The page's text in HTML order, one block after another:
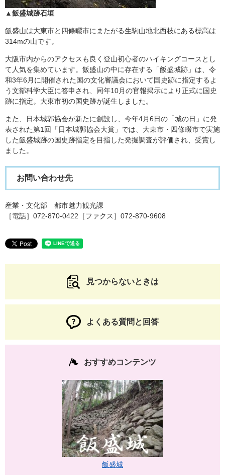
​▲飯盛城跡石垣
飯盛山は大東市と四條畷市にまたがる生駒山地北西枝にある標高は
314mの山です。
大阪市内からのアクセスも良く登山初心者のハイキングコースとし
て人気を集めています。飯盛山の中に存在する「飯盛城跡」は、令
和3年6月に開催された国の文化審議会において国史跡に指定するよ
う文部科学大臣に答申され、同年10月の官報掲示により正式に国史
跡に指定。大東市初の国史跡が誕生しました。
また、日本城郭協会が新たに創設し、今年4月6日の「城の日」に発
表された第1回「日本城郭協会大賞」では、大東市・四條畷市で実施
した飯盛城跡の国史跡指定を目指した発掘調査が評価され、受賞し
ました。
お問い合わせ先
産業・文化部 都市魅力観光課
［電話］072-870-0422［ファクス］072-870-9608
見つからないときは
よくある質問と回答
おすすめコンテンツ
飯盛城